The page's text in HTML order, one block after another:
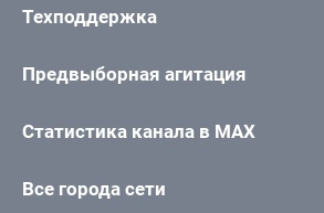
Техподдержка
Предвыборная агитация
Статистика канала в MAX
Все города сети